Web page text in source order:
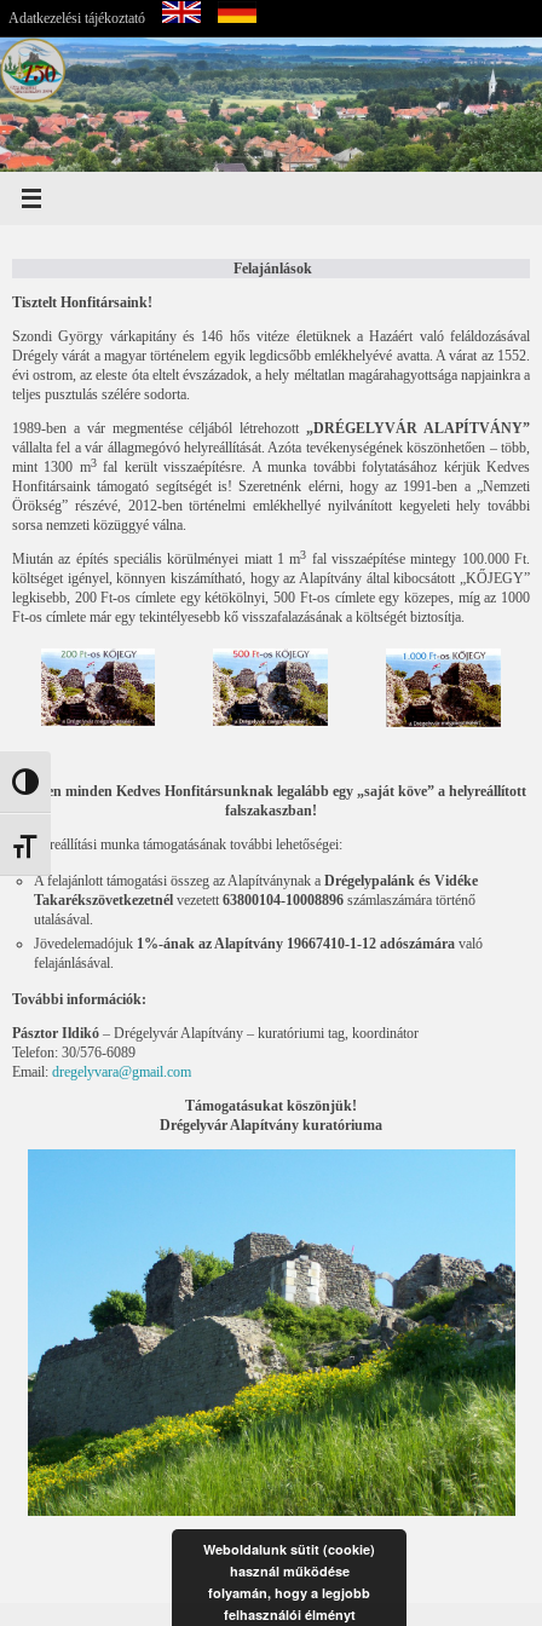
Nagy kontraszt váltása
Betűméret váltása
Adatkezelési tájékoztató
Felajánlások
Tisztelt Honfitársaink!
Szondi György várkapitány és 146 hős vitéze életüknek a Hazáért való feláldozásával
Drégely várát a magyar történelem egyik legdicsőbb emlékhelyévé avatta. A várat az 1552.
évi ostrom, az eleste óta eltelt évszázadok, a hely méltatlan magárahagyottsága napjainkra a
teljes pusztulás szélére sodorta.
1989-ben a vár megmentése céljából létrehozott „DRÉGELYVÁR ALAPÍTVÁNY”
vállalta fel a vár állagmegóvó helyreállítását. Azóta tevékenységének köszönhetően – több,
mint 1300 m3fal került visszaépítésre. A munka további folytatásához kérjük Kedves
Honfitársaink támogató segítségét is! Szeretnénk elérni, hogy az 1991-ben a „Nemzeti
Örökség” részévé, 2012-ben történelmi emlékhellyé nyilvánított kegyeleti hely további
sorsa nemzeti közüggyé válna.
Miután az építés speciális körülményei miatt 1 m3 fal visszaépítése mintegy 100.000 Ft.
költséget igényel, könnyen kiszámítható, hogy az Alapítvány által kibocsátott „KŐJEGY”
legkisebb, 200 Ft-os címlete egy kétökölnyi, 500 Ft-os címlete egy közepes, míg az 1000
Ft-os címlete már egy tekintélyesebb kő visszafalazásának a költségét biztosítja.
Legyen minden Kedves Honfitársunknak legalább egy „saját köve” a helyreállított
falszakaszban!
A helyreállítási munka támogatásának további lehetőségei:
A felajánlott támogatási összeg az Alapítványnak a Drégelypalánk és Vidéke
Takarékszövetkezetnél vezetett 63800104-10008896 számlaszámára történő
utalásával.
Jövedelemadójuk 1%-ának az Alapítvány 19667410-1-12 adószámára való
felajánlásával.
További információk:
Pásztor Ildikó – Drégelyvár Alapítvány – kuratóriumi tag, koordinátor
Telefon: 30/576-6089
Email: dregelyvara@gmail.com
Támogatásukat köszönjük!
Drégelyvár Alapítvány kuratóriuma
Weboldalunk sütit (cookie)
használ működése
folyamán, hogy a legjobb
felhasználói élményt